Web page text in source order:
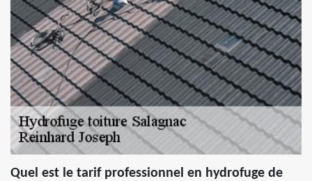
Quel est le tarif professionnel en hydrofuge de